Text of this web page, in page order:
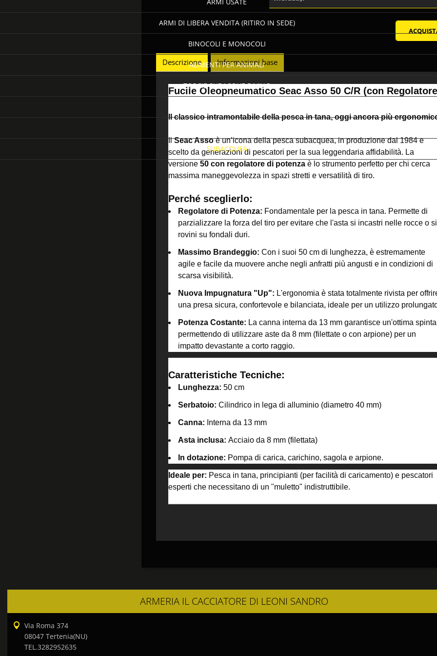
Descrizione Informazioni base
Fucile Oleopneumatico Seac Asso 50 C/R (con
Il classico intramontabile della pesca in tana, oggi ancora più
IlSeac Assoè un’icona della pesca subacquea, in produzione dal 1984 e
scelto da generazioni di pescatori per la sua leggendaria affidabilità. La
versione 50 con regolatore di potenza è lo strumento perfetto per chi cerca
massima maneggevolezza in spazi stretti e versatilità di tiro.
Perché sceglierlo:
Regolatore di Potenza: Fondamentale per la pesca in tana. Permette di
parzializzare la forza del tiro per evitare che l'asta si incastri nelle rocce o si
rovini su fondali duri.
Massimo Brandeggio: Con i suoi 50 cm di lunghezza, è estremamente
agile e facile da muovere anche negli anfratti più angusti e in condizioni di
scarsa visibilità.
Nuova Impugnatura "Up": L'ergonomia è stata totalmente rivista per
una presa sicura, confortevole e bilanciata, ideale per un utilizzo
Potenza Costante: La canna interna da 13 mm garantisce un'ottima
permettendo di utilizzare aste da 8 mm (filettate o con arpione) per un
impatto devastante a corto raggio.
Caratteristiche Tecniche:
Lunghezza: 50 cm
Serbatoio: Cilindrico in lega di alluminio (diametro 40 mm)
Canna: Interna da 13 mm
Asta inclusa: Acciaio da 8 mm (filettata)
In dotazione: Pompa di carica, carichino, sagola e arpione.
Ideale per: Pesca in tana, principianti (per facilità di caricamento) e pescatori
esperti che necessitano di un "muletto" indistruttibile.
ARMI DI LIBERA VENDITA (RITIRO IN SEDE)
BINOCOLI E MONOCOLI
ALIMENTI PER ANIMALI
TORCIE SUBACQUE DIVING
SUBACQUEA
ARMERIA IL CACCIATORE DI LEONI SANDRO
Via Roma 374
08047 Tertenia(NU)
TEL.3282952635